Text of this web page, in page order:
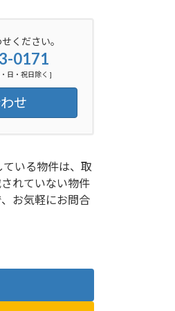
ください。
0171
日・祝日除く ]
せ
いる物件は、取
れていない物件
お気軽にお問合